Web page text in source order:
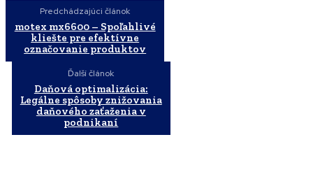
Predchádzajúci článok
motex mx6600 – Spoľahlivé
kliešte pre efektívne
označovanie produktov
Ďalší článok
Daňová optimalizácia:
Legálne spôsoby znižovania
daňového zaťaženia v
podnikaní